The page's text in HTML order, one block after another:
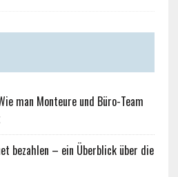
man Monteure und Büro-Team
bezahlen – ein Überblick über die